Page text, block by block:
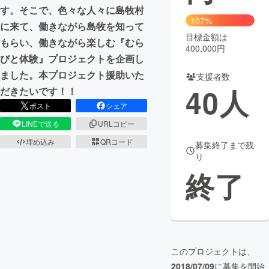
まちづくり・地域活性化
CAMPFIRE for Social Good
CAMPFIREふるさと納税machi-ya コミュニティ
す。そこで、色々な人々に島牧村
に来て、働きながら島牧を知って
もらい、働きながら楽しむ『むら
びと体験』プロジェクトを企画し
ました。本プロジェクト援助いた
だきたいです！！
ポスト
シェア
LINEで送る
URLコピー
埋め込み
QRコード
107%
目標金額は
400,000円
支援者数
40人
募集終了まで残
り
終了
このプロジェクトは、
2018/07/09に募集を開始